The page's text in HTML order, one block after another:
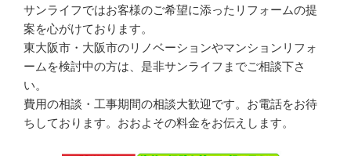
サンライフではお客様のご希望に添ったリフォームの提
案を心がけております。
東大阪市・大阪市のリノベーションやマンションリフォ
ームを検討中の方は、是非サンライフまでご相談下さ
い。
費用の相談・工事期間の相談大歓迎です。お電話をお待
ちしております。おおよその料金をお伝えします。